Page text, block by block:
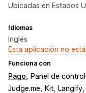
Ubicadas en Estados
Idiomas
Inglés
Esta aplicación no
Funciona con
Pago Panel de
Judge.me Kit Langify